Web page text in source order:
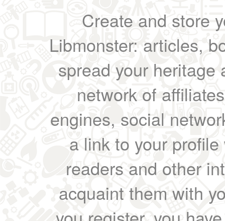
Create and store
Libmonster: articles,
spread your heritage
network of
engines, social
a link to your
readers and other
acquaint them with